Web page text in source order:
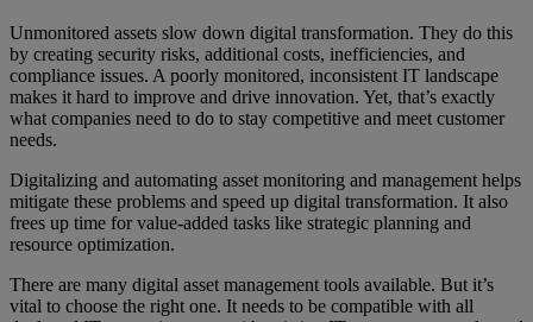
Unmonitored assets slow down digital transformation. They do this
by creating security risks, additional costs, inefficiencies, and
compliance issues. A poorly monitored, inconsistent IT landscape
makes it hard to improve and drive innovation. Yet, that’s exactly
what companies need to do to stay competitive and meet customer
needs.
Digitalizing and automating asset monitoring and management helps
mitigate these problems and speed up digital transformation. It also
frees up time for value-added tasks like strategic planning and
resource optimization.
There are many digital asset management tools available. But it’s
vital to choose the right one. It needs to be compatible with all